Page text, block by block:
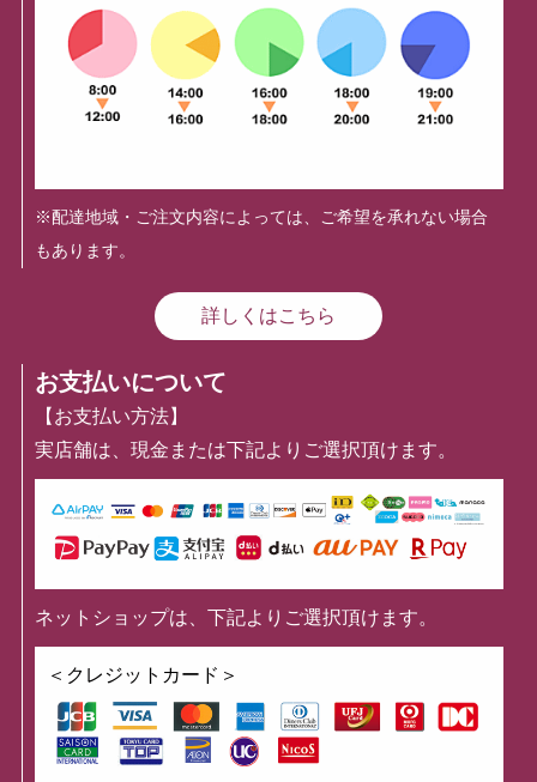
※配達地域・ご注文内容によっては、ご希望を承れない場合
もあります。
詳しくはこちら
お支払いについて
【お支払い方法】
実店舗は、現金または下記よりご選択頂けます。
ネットショップは、下記よりご選択頂けます。
＜クレジットカード＞